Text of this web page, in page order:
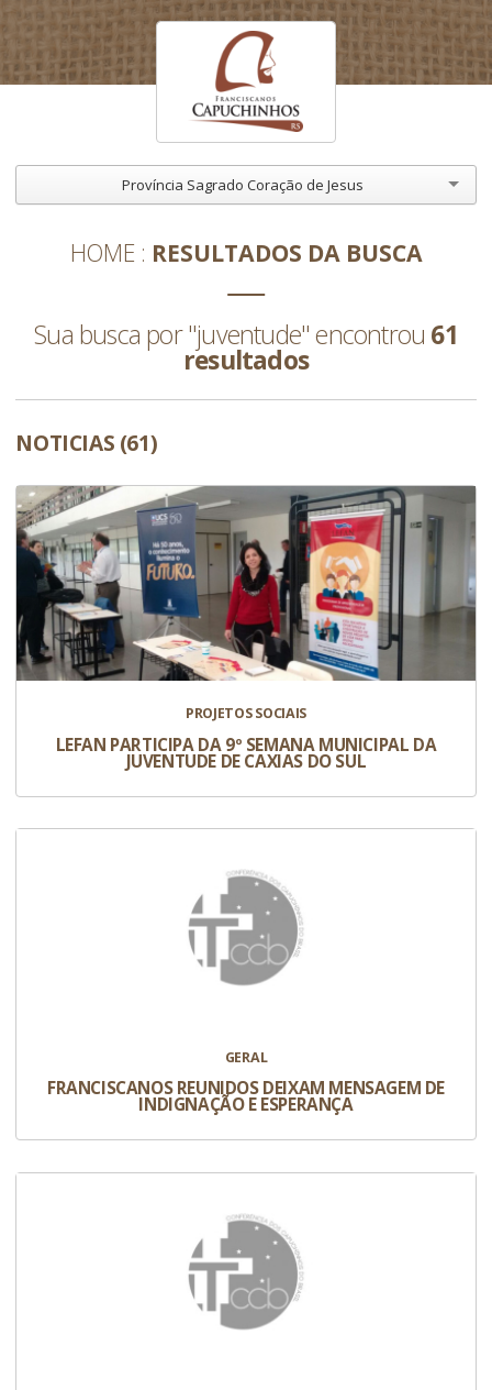
Província Sagrado Coração de Jesus
HOME RESULTADOS DA BUSCA
Sua busca por "juventude" encontrou 61
resultados
NOTICIAS (61)
PROJETOS SOCIAIS
LEFAN PARTICIPA DA 9º SEMANA MUNICIPAL DA
JUVENTUDE DE CAXIAS DO SUL
GERAL
FRANCISCANOS REUNIDOS DEIXAM MENSAGEM DE
INDIGNAÇÃO E ESPERANÇA